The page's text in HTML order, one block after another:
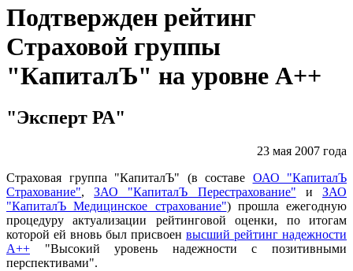
Подтвержден рейтинг
Страховой группы
"КапиталЪ" на уровне А++
"Эксперт РА"
23 мая 2007 года
Страховая группа "КапиталЪ" (в составе ОАО "КапиталЪ
Страхование",ЗАО "КапиталЪ Перестрахование" иЗАО
"КапиталЪ Медицинское страхование") прошла ежегодную
процедуру актуализации рейтинговой оценки, по итогам
которой ей вновь был присвоен высший рейтинг надежности
A++ "Высокий уровень надежности с позитивными
перспективами".